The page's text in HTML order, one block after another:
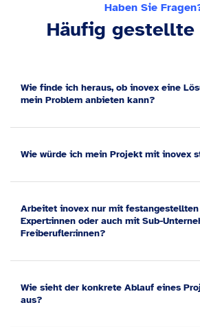
Haben Sie
Häufig gestellte
Wie finde ich heraus, ob inovex eine
mein Problem anbieten kann?
Wie würde ich mein Projekt mit inovex
Arbeitet inovex nur mit festangestellten
Expert:innen oder auch mit Sub-
Freiberufler:innen?
Wie sieht der konkrete Ablauf eines
aus?